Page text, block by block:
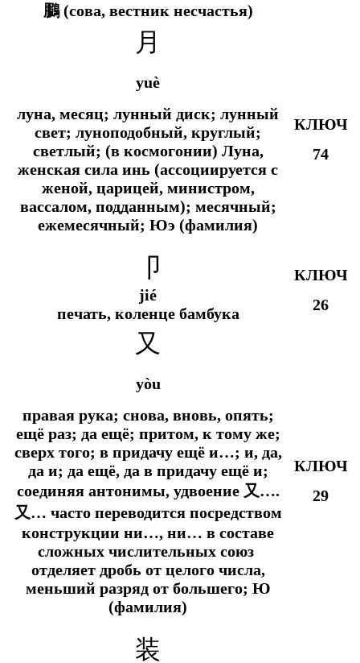
鵩 (сова, вестник несчастья)
月
yuè
луна, месяц; лунный диск; лунный
свет; луноподобный, круглый;
светлый; (в космогонии) Луна,
женская сила инь (ассоциируется с
женой, царицей, министром,
вассалом, подданным); месячный;
ежемесячный; Юэ (фамилия)
КЛЮЧ
74
卩
jié
печать, коленце бамбука
КЛЮЧ
26
又
yòu
правая рука; снова, вновь, опять;
ещё раз; да ещё; притом, к тому же;
сверх того; в придачу ещё и…; и, да,
да и; да ещё, да в придачу ещё и;
соединяя антонимы, удвоение 又….
又… часто переводится посредством
конструкции ни…, ни… в составе
сложных числительных союз
отделяет дробь от целого числа,
меньший разряд от большего; Ю
(фамилия)
КЛЮЧ
29
装